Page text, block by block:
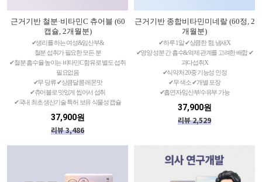
근거기반 철분·비타민C 츄어블 (60
캡슐, 2개월분)
✔생리를 하는 여성&임산부&
철분 섭취가 필요한 모든 분
✔철분 흡수율 높이는 비타민C 함유로 별도 섭취
필요없음
✔무 당류 ✔상큼달콤 레몬맛
✔츄어블로 맛있게 씹어서 섭취
✔국내 최초 생산기술 특허 보유 식물성 캡슐
37,900원
리뷰 3,486
근거기반 종합비타민미네랄 (60정, 2
개월분)
✔하루 1알 ✔상큼한 향, 냄새X
✔영양 성분 간 흡수&억제 관계를 고려한 배합 ✔
과다섭취X
✔식약처 20중 기능성 인정
✔무 색소 ✔개별 포장
✔흡연자/임산부/수유부 가능
37,900원
리뷰 2,529